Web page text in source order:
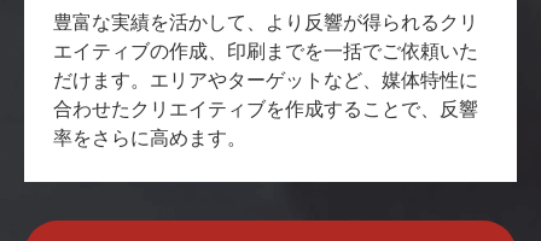
豊富な実績を活かして、より反響が得られるクリ
エイティブの作成、印刷までを一括でご依頼いた
だけます。エリアやターゲットなど、媒体特性に
合わせたクリエイティブを作成することで、反響
率をさらに高めます。